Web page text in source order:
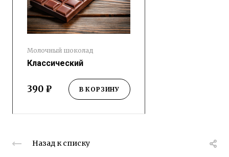
Молочный шоколад
Классический
390 ₽ В КОРЗИНУ
Назад к списку